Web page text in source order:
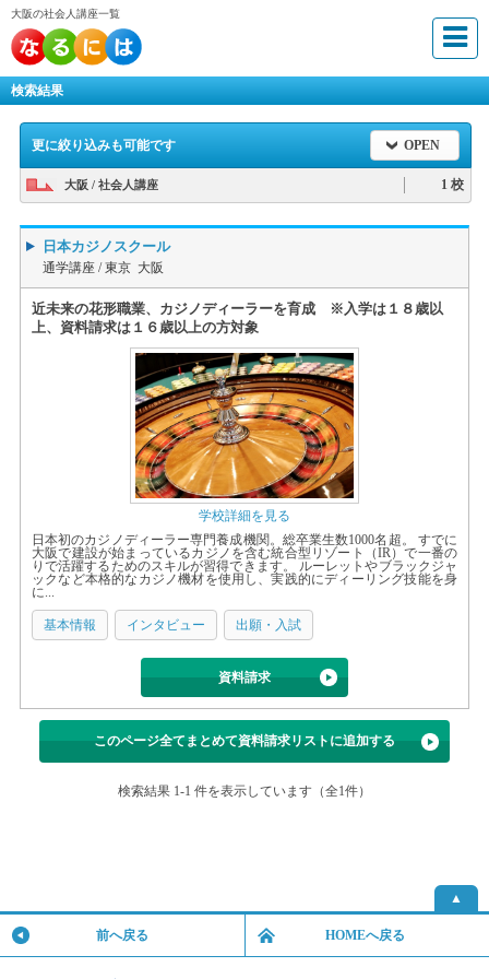
大阪の社会人講座一覧
検索結果
更に絞り込みも可能です OPEN
大阪 / 社会人講座 1 校
日本カジノスクール
通学講座 /東京 大阪
近未来の花形職業、カジノディーラーを育成 ※入学は１８歳以
上、資料請求は１６歳以上の方対象
学校詳細を見る
日本初のカジノディーラー専門養成機関。総卒業生数1000名超。 すでに
大阪で建設が始まっているカジノを含む統合型リゾート（IR）で一番の
りで活躍するためのスキルが習得できます。 ルーレットやブラックジャ
ックなど本格的なカジノ機材を使用し、実践的にディーリング技能を身
に...
基本情報 インタビュー 出願・入試
資料請求
このページ全てまとめて資料請求リストに追加する
検索結果 1-1 件を表示しています（全1件）
▲
前へ戻る HOMEへ戻る